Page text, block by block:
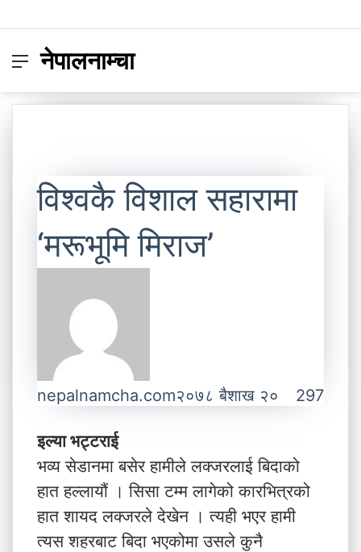
Menu
नेपालनाम्चा
विश्वकै विशाल सहारामा
‘मरूभूमि मिराज’
nepalnamcha.com२०७८ बैशाख २० 297
इल्या भट्टराई
भव्य सेडानमा बसेर हामीले लक्जरलाई बिदाको
हात हल्लायौं । सिसा टम्म लागेको कारभित्रको
हात शायद लक्जरले देखेन । त्यही भएर हामी
त्यस शहरबाट बिदा भएकोमा उसले कुनै